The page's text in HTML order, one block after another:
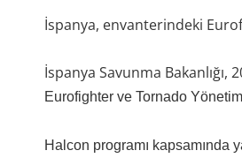
İspanya, envanterindeki
İspanya Savunma
Eurofighter ve Tornado
Halcon programı kapsamında